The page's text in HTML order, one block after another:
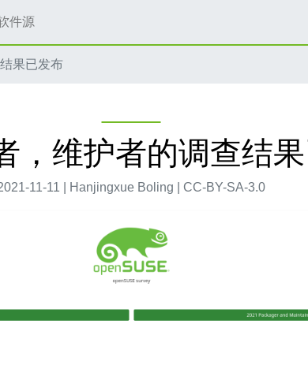
件源
果已发布
，维护者的调查结
11-11 | Hanjingxue Boling | CC-BY-SA-3.0